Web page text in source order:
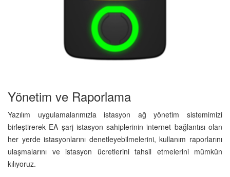
Yönetim ve Raporlama
Yazılım uygulamalarımızla istasyon ağ yönetim sistemimizi
birleştirerek EA şarj istasyon sahiplerinin internet bağlantısı olan
her yerde istasyonlarını denetleyebilmelerini, kullanım raporlarını
ulaşmalarını ve istasyon ücretlerini tahsil etmelerini mümkün
kılıyoruz.